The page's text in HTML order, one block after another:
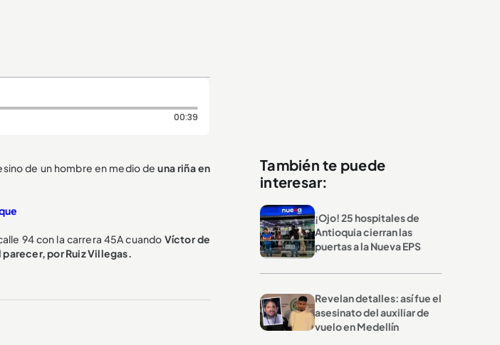
00:39Duración: 39 segundos
de un hombre en medio de una riña en
94 con la carrera 45A cuando Víctor de
parecer, por Ruiz Villegas.
También te puede
interesar:
¡Ojo! 25 hospitales de
Antioquia cierran las
puertas a la Nueva EPS
Revelan detalles: así fue el
asesinato del auxiliar de
vuelo en Medellín